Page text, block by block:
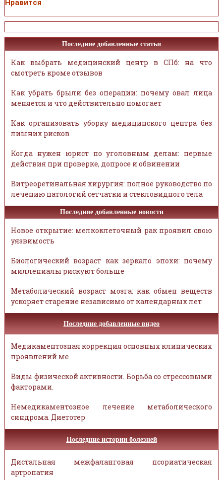
Нравится
Последние добавленные статьи
Как выбрать медицинский центр в СПб: на что
смотреть кроме отзывов
Как убрать брыли без операции: почему овал лица
меняется и что действительно помогает
Как организовать уборку медицинского центра без
лишних рисков
Когда нужен юрист по уголовным делам: первые
действия при проверке, допросе и обвинении
Витреоретинальная хирургия: полное руководство по
лечению патологий сетчатки и стекловидного тела
Последние добавленные новости
Новое открытие: мелкоклеточный рак проявил свою
уязвимость
Биологический возраст как зеркало эпохи: почему
миллениалы рискуют больше
Метаболический возраст мозга: как обмен веществ
ускоряет старение независимо от календарных лет
Последние добавленные видео
Медикаментозная коррекция основных клинических
проявлений ме
Виды физической активности. Борьба со стрессовыми
факторами.
Немедикаментозное лечение метаболического
синдрома. Диетотер
Последние истории болезней
Дистальная межфаланговая псориатическая
артропатия